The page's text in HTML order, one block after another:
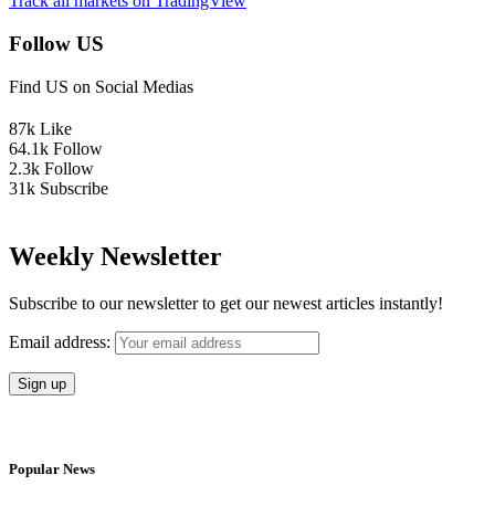
Follow US
Find US on Social Medias
87k Like
64.1k Follow
2.3k Follow
31k Subscribe
Weekly Newsletter
Subscribe to our newsletter to get our newest articles instantly!
Email address:
Popular News